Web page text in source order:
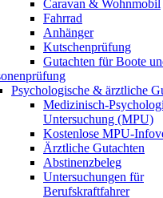
Caravan & Wohnmobil
Fahrrad
Anhänger
Kutschenprüfung
Gutachten für Boote
Psychologische & ärztliche
Medizinisch-
Untersuchung (MPU)
Kostenlose MPU-
Ärztliche Gutachten
Abstinenzbeleg
Untersuchungen für
Berufskraftfahrer